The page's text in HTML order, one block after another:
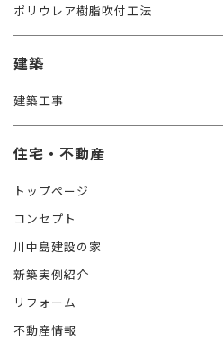
ポリウレア樹脂吹付工法
建築
建築工事
住宅・不動産
トップページ
コンセプト
川中島建設の家
新築実例紹介
リフォーム
不動産情報